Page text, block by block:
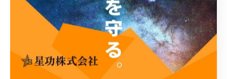
年、フッ素塗料で15～20年程度とされています。
「外壁塗料の耐用年数が30年のものはありますか？」と
いう質問もありますが、現状30年の耐用年数を保証する
塗料はほとんどありません。塗料の性能だけでなく、施
工方法や下地の状態によっても寿命は左右されるため、